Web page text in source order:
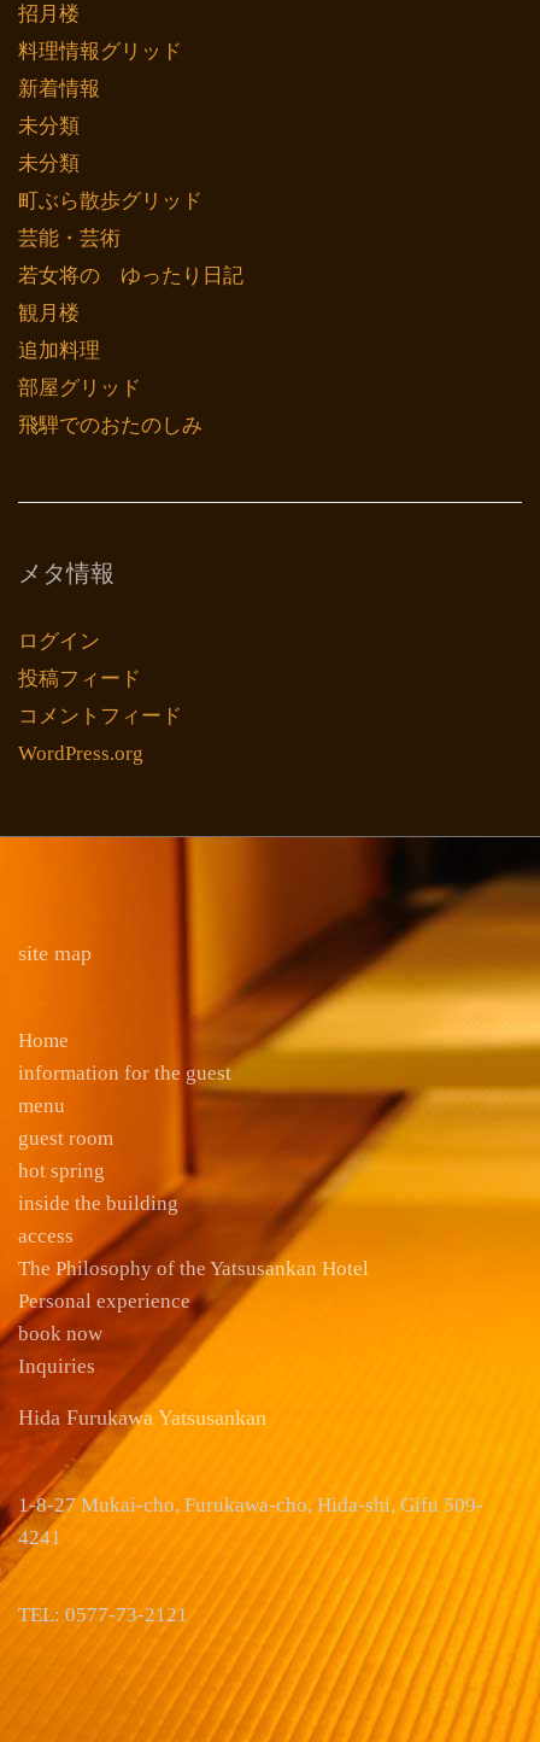
招月楼
料理情報グリッド
新着情報
未分類
未分類
町ぶら散歩グリッド
芸能・芸術
若女将の ゆったり日記
観月楼
追加料理
部屋グリッド
飛騨でのおたのしみ
メタ情報
ログイン
投稿フィード
コメントフィード
WordPress.org
site map
Home
information for the guest
menu
guest room
hot spring
inside the building
access
The Philosophy of the Yatsusankan Hotel
Personal experience
book now
Inquiries
Hida Furukawa Yatsusankan
1-8-27 Mukai-cho, Furukawa-cho, Hida-shi, Gifu 509-
4241
TEL: 0577-73-2121